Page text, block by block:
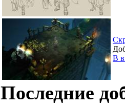
В
Последние